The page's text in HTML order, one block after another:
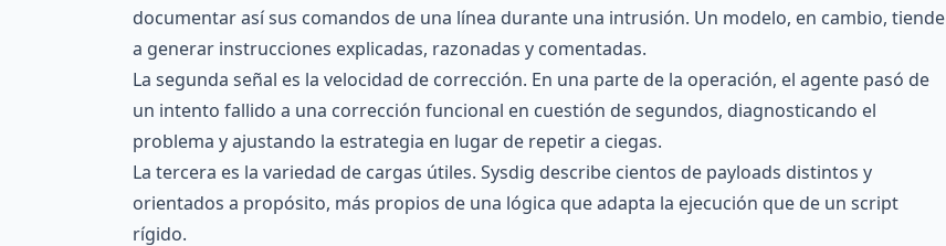
documentar así sus comandos de una línea durante una intrusión. Un modelo, en cambio, tiende
a generar instrucciones explicadas, razonadas y comentadas.
La segunda señal es la velocidad de corrección. En una parte de la operación, el agente pasó de
un intento fallido a una corrección funcional en cuestión de segundos, diagnosticando el
problema y ajustando la estrategia en lugar de repetir a ciegas.
La tercera es la variedad de cargas útiles. Sysdig describe cientos de payloads distintos y
orientados a propósito, más propios de una lógica que adapta la ejecución que de un script
rígido.